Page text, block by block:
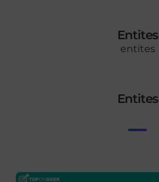
entites
entites
entites